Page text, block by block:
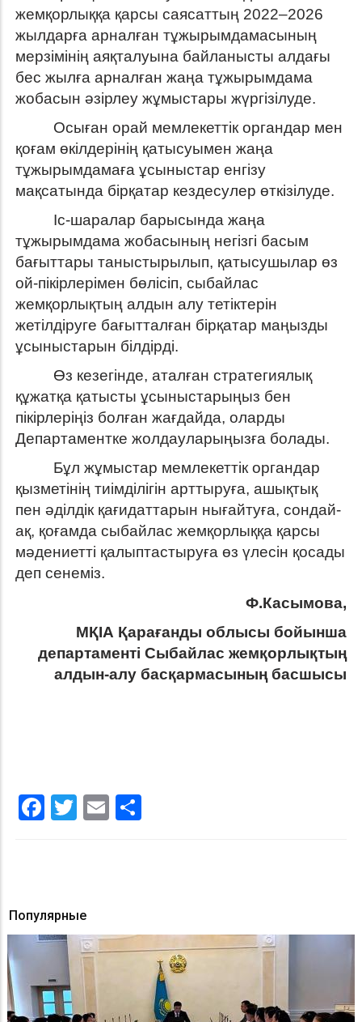
жемқорлыққа қарсы саясаттың 2022–2026
жылдарға арналған тұжырымдамасының
мерзімінің аяқталуына байланысты алдағы
бес жылға арналған жаңа тұжырымдама
жобасын әзірлеу жұмыстары жүргізілуде.
Осыған орай мемлекеттік органдар мен
қоғам өкілдерінің қатысуымен жаңа
тұжырымдамаға ұсыныстар енгізу
мақсатында бірқатар кездесулер өткізілуде.
Іс-шаралар барысында жаңа
тұжырымдама жобасының негізгі басым
бағыттары таныстырылып, қатысушылар өз
ой-пікірлерімен бөлісіп, сыбайлас
жемқорлықтың алдын алу тетіктерін
жетілдіруге бағытталған бірқатар маңызды
ұсыныстарын білдірді.
Өз кезегінде, аталған стратегиялық
құжатқа қатысты ұсыныстарыңыз бен
пікірлеріңіз болған жағдайда, оларды
Департаментке жолдауларыңызға болады.
Бұл жұмыстар мемлекеттік органдар
қызметінің тиімділігін арттыруға, ашықтық
пен әділдік қағидаттарын нығайтуға, сондай-
ақ, қоғамда сыбайлас жемқорлыққа қарсы
мәдениетті қалыптастыруға өз үлесін қосады
деп сенеміз.
Ф.Касымова,
МҚІА Қарағанды облысы бойынша
департаменті Сыбайлас жемқорлықтың
алдын-алу басқармасының басшысы
Facebook
Twitter
Email
Популярные